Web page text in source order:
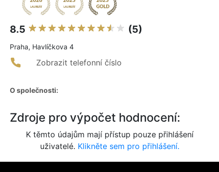
8.5 (5)
Praha, Havlíčkova 4
Zobrazit telefonní číslo
O společnosti:
Zdroje pro výpočet hodnocení:
K těmto údajům mají přístup pouze přihlášení
uživatelé. Klikněte sem pro přihlášení.